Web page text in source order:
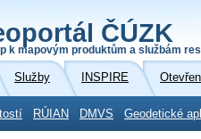
ČÚZK
k mapovým produktům a službám
Služby INSPIRE
RÚIAN DMVS Geodetické